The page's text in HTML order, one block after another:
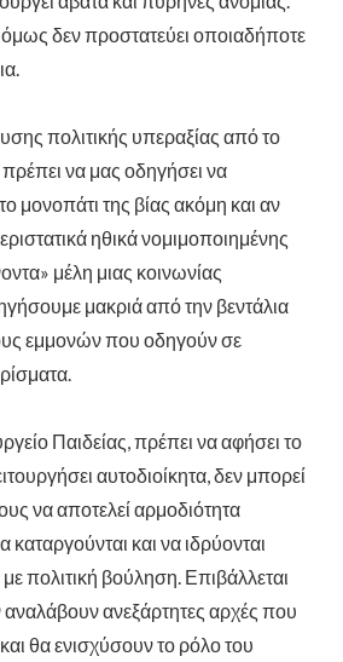
δεν προστατεύει οποιαδήποτε
πολιτικής υπεραξίας από το
να μας οδηγήσει να
μονοπάτι της βίας ακόμη και αν
ηθικά νομιμοποιημένης
μέλη μιας κοινωνίας
μακριά από την βεντάλια
εμμονών που οδηγούν σε
Παιδείας, πρέπει να αφήσει το
αυτοδιοίκητα, δεν μπορεί
να αποτελεί αρμοδιότητα
καταργούνται και να ιδρύονται
πολιτική βούληση. Επιβάλλεται
αναλάβουν ανεξάρτητες αρχές που
θα ενισχύσουν το ρόλο του